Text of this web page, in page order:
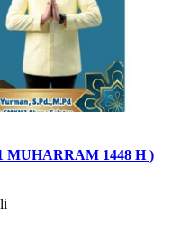
1448 H )